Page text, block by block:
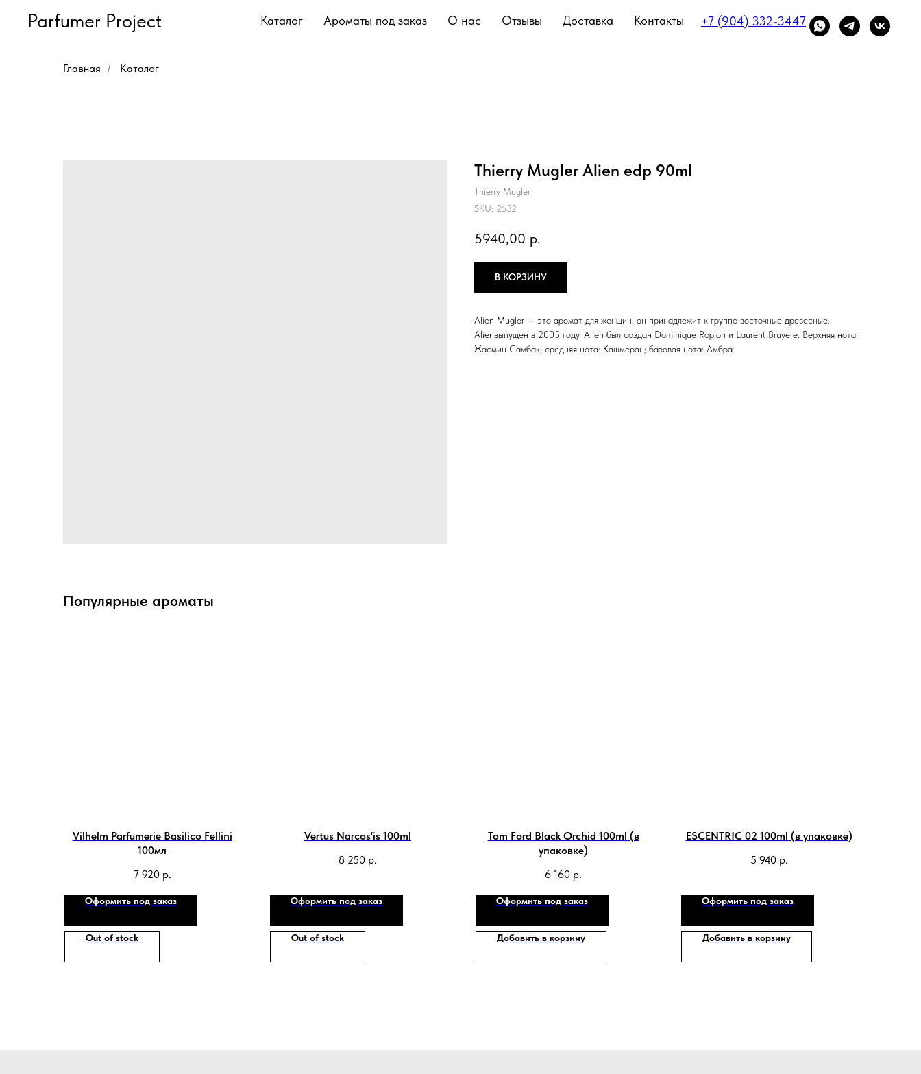
Parfumer Project Каталог Ароматы под заказ О нас Отзывы Доставка Контакты +7 (904) 332-3447
Главная / Каталог
Thierry Mugler Alien edp 90ml
Thierry Mugler
SKU: 2632
5940,00 р.
В КОРЗИНУ
Alien Mugler — это аромат для женщин, он принадлежит к группе восточные древесные.
Alienвыпущен в 2005 году. Alien был создан Dominique Ropion и Laurent Bruyere. Верхняя нота:
Жасмин Самбак; средняя нота: Кашмеран; базовая нота: Амбра.
Популярные ароматы
Vilhelm Parfumerie Basilico Fellini
100мл
7 920 р.
Оформить под заказ
Out of stock
Vertus Narcos'is 100ml
8 250 р.
Оформить под заказ
Out of stock
Tom Ford Black Orchid 100ml (в
упаковке)
6 160 р.
Оформить под заказ
Добавить в корзину
ESCENTRIC 02 100ml (в упаковке)
5 940 р.
Оформить под заказ
Добавить в корзину